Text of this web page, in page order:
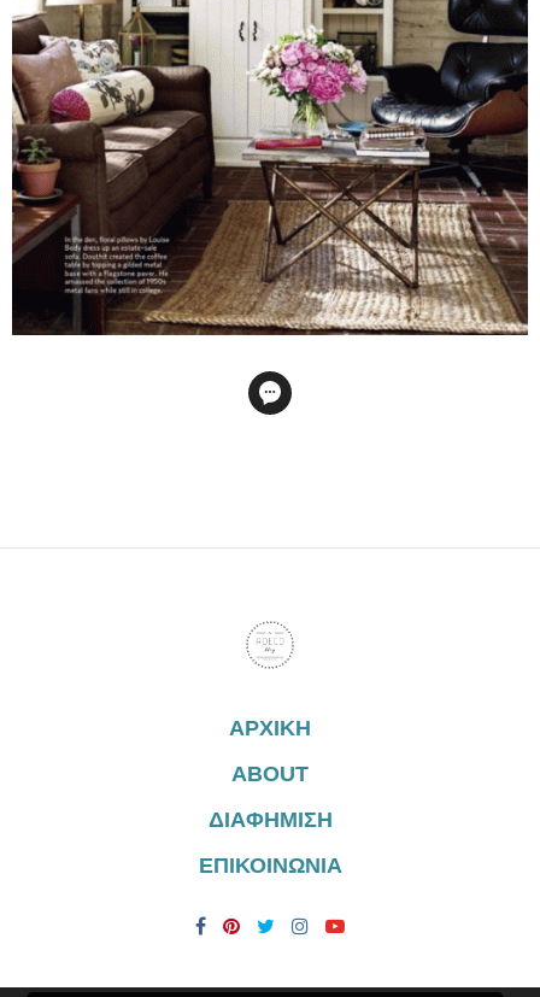
ΑΡΧΙΚΗ
ABOUT
ΔΙΑΦΗΜΙΣΗ
ΕΠΙΚΟΙΝΩΝΙΑ